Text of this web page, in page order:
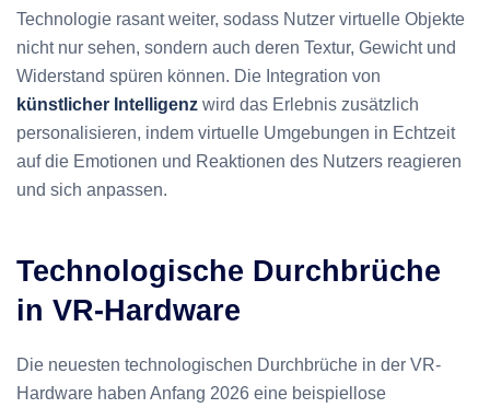
Technologie rasant weiter, sodass Nutzer virtuelle Objekte
nicht nur sehen, sondern auch deren Textur, Gewicht und
Widerstand spüren können. Die Integration von
künstlicher Intelligenz wird das Erlebnis zusätzlich
personalisieren, indem virtuelle Umgebungen in Echtzeit
auf die Emotionen und Reaktionen des Nutzers reagieren
und sich anpassen.
Technologische Durchbrüche
in VR-Hardware
Die neuesten technologischen Durchbrüche in der VR-
Hardware haben Anfang 2026 eine beispiellose